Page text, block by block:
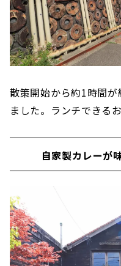
散策開始から約1時間
ました。ランチできる
自家製カレーが